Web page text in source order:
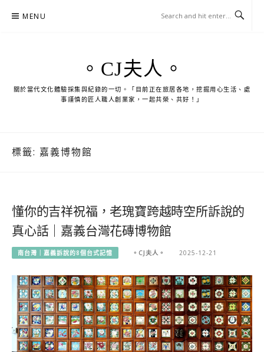
MENU
。CJ夫人。
關於當代文化體驗採集與紀錄的一切。「目前正在旅居各地，挖掘用心生活、處
事謹慎的匠人職人創業家，一起共榮、共好！」
標籤: 嘉義博物館
懂你的吉祥祝福，老瑰寶跨越時空所訴說的
真心話｜嘉義台灣花磚博物館
南台灣｜嘉義訴說的8個台式記憶 。CJ夫人。 2025-12-21